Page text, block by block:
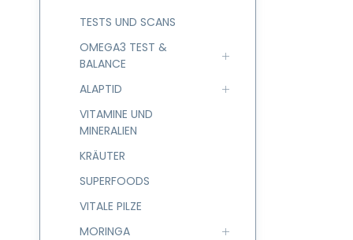
TESTS UND SCANS
OMEGA3 TEST &
BALANCE
ALAPTID
VITAMINE UND
MINERALIEN
KRÄUTER
SUPERFOODS
VITALE PILZE
MORINGA